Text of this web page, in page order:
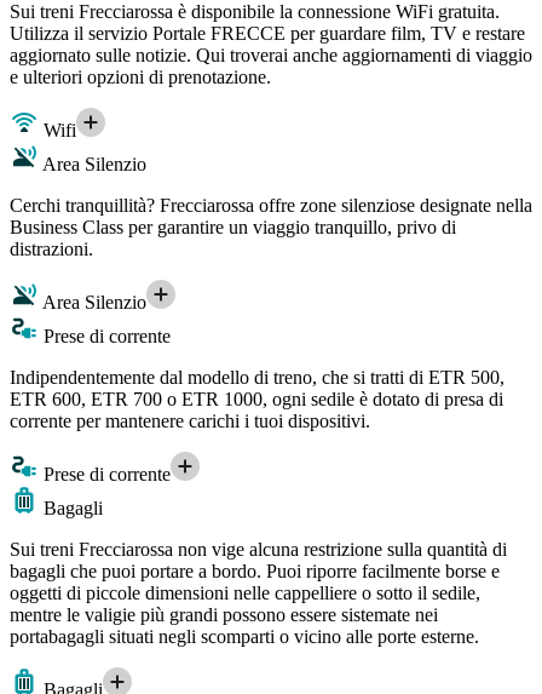
Sui treni Frecciarossa è disponibile la connessione WiFi gratuita.
Utilizza il servizio Portale FRECCE per guardare film, TV e restare
aggiornato sulle notizie. Qui troverai anche aggiornamenti di viaggio
e ulteriori opzioni di prenotazione.
Wifi
Area Silenzio
Cerchi tranquillità? Frecciarossa offre zone silenziose designate nella
Business Class per garantire un viaggio tranquillo, privo di
distrazioni.
Area Silenzio
Prese di corrente
Indipendentemente dal modello di treno, che si tratti di ETR 500,
ETR 600, ETR 700 o ETR 1000, ogni sedile è dotato di presa di
corrente per mantenere carichi i tuoi dispositivi.
Prese di corrente
Bagagli
Sui treni Frecciarossa non vige alcuna restrizione sulla quantità di
bagagli che puoi portare a bordo. Puoi riporre facilmente borse e
oggetti di piccole dimensioni nelle cappelliere o sotto il sedile,
mentre le valigie più grandi possono essere sistemate nei
portabagagli situati negli scomparti o vicino alle porte esterne.